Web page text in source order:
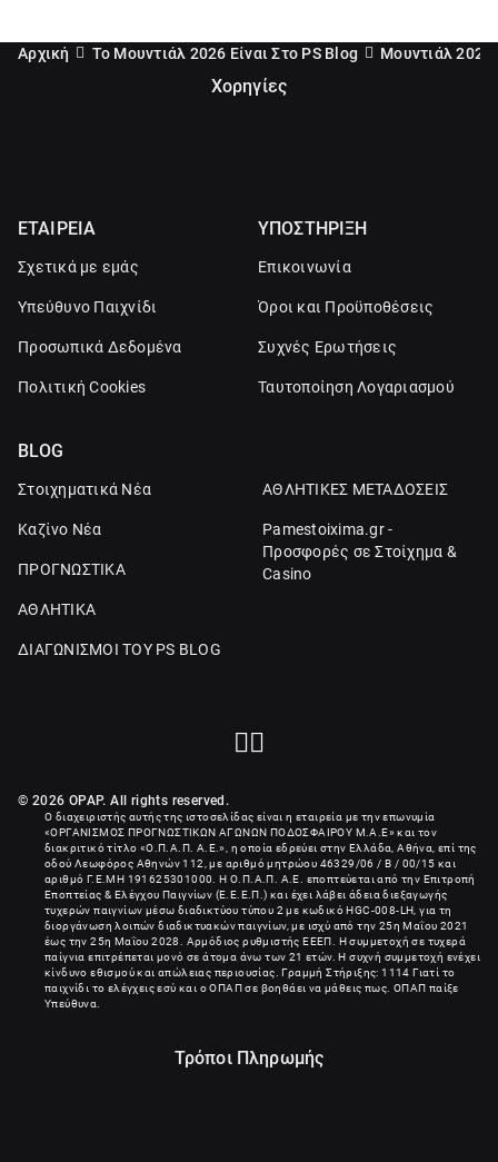
Αρχική Το Μουντιάλ 2026 Είναι Στο PS Blog Μουντιάλ 2026
Χορηγίες
ΕΤΑΙΡΕΙΑ
Σχετικά με εμάς
Υπεύθυνο Παιχνίδι
Προσωπικά Δεδομένα
Πολιτική Cookies
ΥΠΟΣΤΗΡΙΞΗ
Επικοινωνία
Όροι και Προϋποθέσεις
Συχνές Ερωτήσεις
Ταυτοποίηση Λογαριασμού
BLOG
Στοιχηματικά Νέα
Καζίνο Νέα
ΠΡΟΓΝΩΣΤΙΚΑ
ΑΘΛΗΤΙΚΑ
ΔΙΑΓΩΝΙΣΜΟΙ ΤΟΥ PS BLOG
ΑΘΛΗΤΙΚΕΣ ΜΕΤΑΔΟΣΕΙΣ
Pamestoixima.gr -
Προσφορές σε Στοίχημα &
Casino
© 2026 OPAP. All rights reserved.
Ο διαχειριστής αυτής της ιστοσελίδας είναι η εταιρεία με την επωνυμία
«ΟΡΓΑΝΙΣΜΟΣ ΠΡΟΓΝΩΣΤΙΚΩΝ ΑΓΩΝΩΝ ΠΟΔΟΣΦΑΙΡΟΥ Μ.Α.Ε» και τον
διακριτικό τίτλο «Ο.Π.Α.Π. Α.Ε.», η οποία εδρεύει στην Ελλάδα, Αθήνα, επί της
οδού Λεωφόρος Αθηνών 112, με αριθμό μητρώου 46329/06 / B / 00/15 και
αριθμό Γ.Ε.ΜΗ 191625301000
. Η Ο.Π.Α.Π. Α.Ε. εποπτεύεται από την Επιτροπή
Εποπτείας & Ελέγχου Παιγνίων (Ε.Ε.Ε.Π.) και έχει λάβει άδεια διεξαγωγής
τυχερών παιγνίων μέσω διαδικτύου τύπου 2 με κωδικό HGC-008-LH, για τη
διοργάνωση λοιπών διαδικτυακών παιγνίων, με ισχύ από την 25η Μαΐου 2021
έως την 25η Μαΐου 2028. Αρμόδιος ρυθμιστής ΕΕΕΠ. Η συμμετοχή σε τυχερά
παίγνια επιτρέπεται μονό σε άτομα άνω των 21 ετών. Η συχνή συμμετοχή ενέχει
κίνδυνο εθισμού και απώλειας περιουσίας. Γραμμή Στήριξης: 1114 Γιατί το
παιχνίδι το ελέγχεις εσύ και ο ΟΠΑΠ σε βοηθάει να μάθεις πως. ΟΠΑΠ παίξε
Υπεύθυνα.
Τρόποι Πληρωμής